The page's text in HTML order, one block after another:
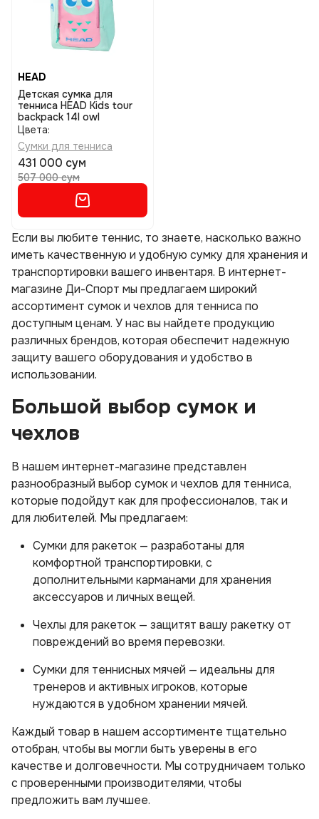
HEAD
Детская сумка для
тенниса HEAD Kids tour
backpack 14l owl
Цвета:
Сумки для тенниса
431 000 сум
507 000 сум
Если вы любите теннис, то знаете, насколько важно
иметь качественную и удобную сумку для хранения и
транспортировки вашего инвентаря. В интернет-
магазине Ди-Спорт мы предлагаем широкий
ассортимент сумок и чехлов для тенниса по
доступным ценам. У нас вы найдете продукцию
различных брендов, которая обеспечит надежную
защиту вашего оборудования и удобство в
использовании.
Большой выбор сумок и
чехлов
В нашем интернет-магазине представлен
разнообразный выбор сумок и чехлов для тенниса,
которые подойдут как для профессионалов, так и
для любителей. Мы предлагаем:
Сумки для ракеток — разработаны для
комфортной транспортировки, с
дополнительными карманами для хранения
аксессуаров и личных вещей.
Чехлы для ракеток — защитят вашу ракетку от
повреждений во время перевозки.
Сумки для теннисных мячей — идеальны для
тренеров и активных игроков, которые
нуждаются в удобном хранении мячей.
Каждый товар в нашем ассортименте тщательно
отобран, чтобы вы могли быть уверены в его
качестве и долговечности. Мы сотрудничаем только
с проверенными производителями, чтобы
предложить вам лучшее.